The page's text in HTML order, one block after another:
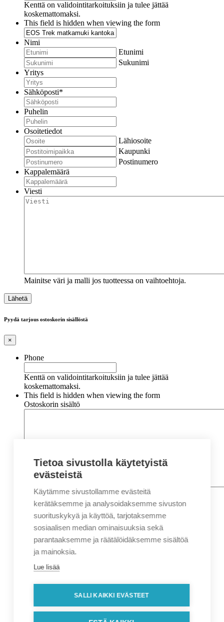
Kenttä on validointitarkoituksiin ja tulee jättää
koskemattomaksi.
This field is hidden when viewing the form
Nimi
Etunimi
Sukunimi
Yritys
Sähköposti*
Puhelin
Osoitetiedot
Lähiosoite
Kaupunki
Postinumero
Kappalemäärä
Viesti
Mainitse väri ja malli jos tuotteessa on vaihtoehtoja.
Pyydä tarjous ostoskorin sisällöstä
×
Phone
Kenttä on validointitarkoituksiin ja tulee jättää
koskemattomaksi.
This field is hidden when viewing the form
Ostoskorin sisältö
Nimi*
Etunimi
Sukunimi
Sähköposti*
Puhelin*
Osoitetiedot
Lähiosoite
Postinumero
Tietoa sivustolla käytetyistä
evästeistä
Käytämme sivustollamme evästeitä
kerätäksemme ja analysoidaksemme sivuston
suorituskykyä ja käyttöä, tarjotaksemme
sosiaalisen median ominaisuuksia sekä
parantaaksemme ja räätälöidäksemme sisältöä
ja mainoksia.
Lue lisää
SALLI KAIKKI EVÄSTEET